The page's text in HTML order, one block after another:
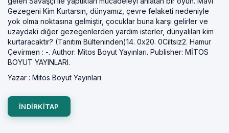
Gezegeni Kim Kurtarsın, dünyamız, çevre felaketi nedeniyle
yok olma noktasına gelmiştir, çocuklar buna karşı gelirler ve
uzaydaki diğer gezegenlerden yardım isterler, dünyalıları kim
kurtaracaktır? (Tanıtım Bülteninden)14. 0x20. 0Ciltsiz2. Hamur
Çevirmen : -. Author: Mitos Boyut Yayınları. Publisher: MİTOS
BOYUT YAYINLARI.
Yazar : Mitos Boyut Yayınları
INDIRKITAP